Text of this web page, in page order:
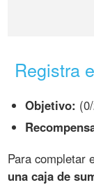
Registra
Objetivo:
Para completar
una caja de